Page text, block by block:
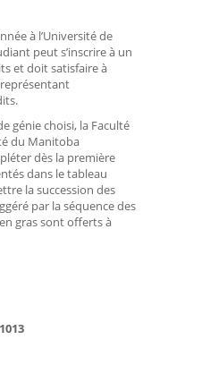
à l’Université de
peut s’inscrire à un
et doit satisfaire à
représentant
génie choisi, la Faculté
du Manitoba
dès la première
dans le tableau
la succession des
par la séquence des
gras sont offerts à